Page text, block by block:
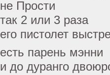
не Прости
так 2 или 3 раза
его пистолет
есть парень мэнни
и до дуранго